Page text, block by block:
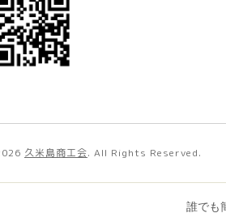
久米島商工会. All Rights Reserved.
誰でも